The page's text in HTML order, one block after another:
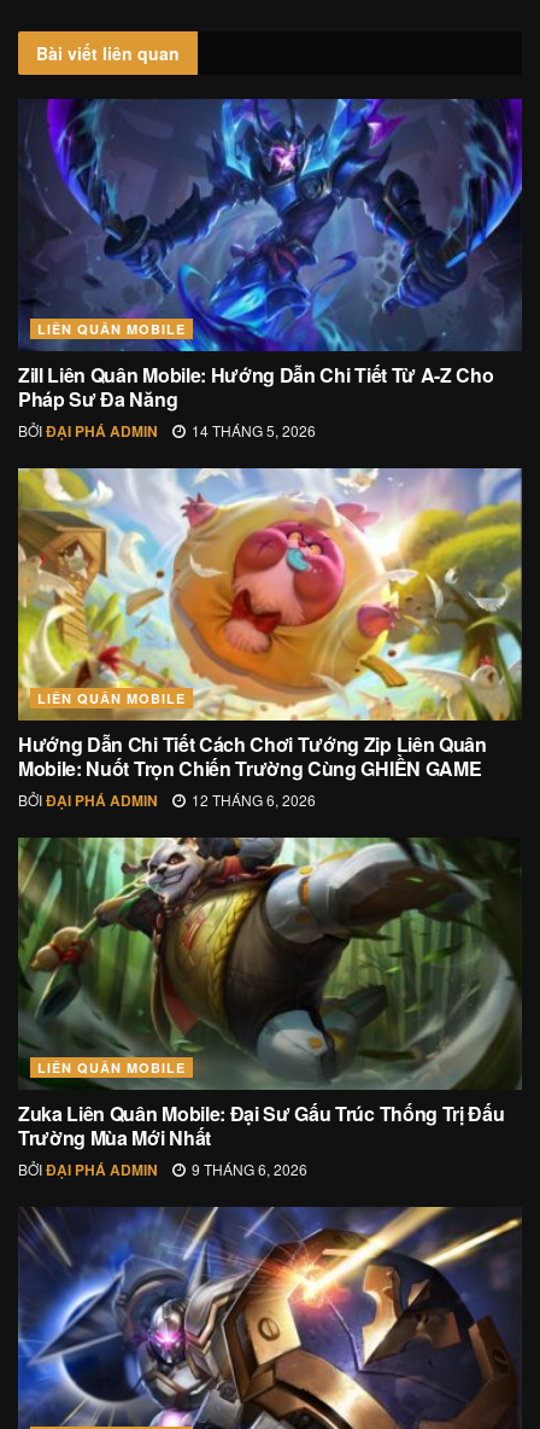
Bài viết liên quan
LIÊN QUÂN MOBILE
Zill Liên Quân Mobile: Hướng Dẫn Chi Tiết Từ A-Z Cho
Pháp Sư Đa Năng
BỞIĐẠI PHÁ ADMIN 14 THÁNG 5, 2026
LIÊN QUÂN MOBILE
Hướng Dẫn Chi Tiết Cách Chơi Tướng Zip Liên Quân
Mobile: Nuốt Trọn Chiến Trường Cùng GHIỀN GAME
BỞIĐẠI PHÁ ADMIN 12 THÁNG 6, 2026
LIÊN QUÂN MOBILE
Zuka Liên Quân Mobile: Đại Sư Gấu Trúc Thống Trị Đấu
Trường Mùa Mới Nhất
BỞIĐẠI PHÁ ADMIN 9 THÁNG 6, 2026